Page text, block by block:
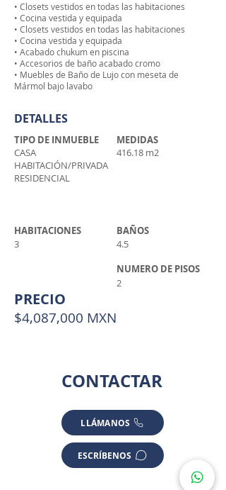
• Closets vestidos en todas las habitaciones
• Cocina vestida y equipada
• Closets vestidos en todas las habitaciones
• Cocina vestida y equipada
• Acabado chukum en piscina
• Accesorios de baño acabado cromo
• Muebles de Baño de Lujo con meseta de
Mármol bajo lavabo
DETALLES
TIPO DE INMUEBLE
CASA
HABITACIÓN/PRIVADA
RESIDENCIAL
MEDIDAS
416.18 m2
HABITACIONES
3
BAÑOS
4.5
NUMERO DE PISOS
2
PRECIO
$4,087,000 MXN
CONTACTAR
LLÁMANOS
ESCRÍBENOS